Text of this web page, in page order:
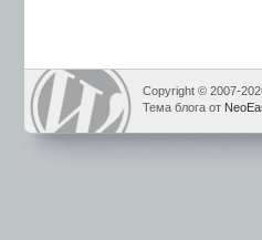
Copyright © 2007-
Тема блога от